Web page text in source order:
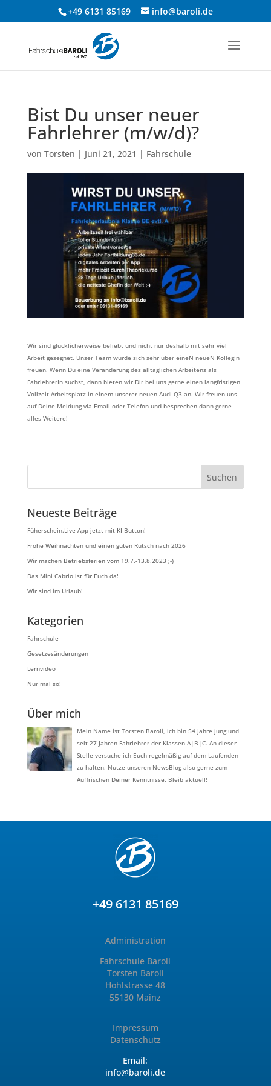
+49 6131 85169 info@baroli.de
Bist Du unser neuer
Fahrlehrer (m/w/d)?
von Torsten | Juni 21, 2021 | Fahrschule
Wir sind glücklicherweise beliebt und nicht nur deshalb mit sehr viel
Arbeit gesegnet. Unser Team würde sich sehr über eineN neueN KollegIn
freuen. Wenn Du eine Veränderung des alltäglichen Arbeitens als
FahrlehrerIn suchst, dann bieten wir Dir bei uns gerne einen langfristigen
Vollzeit-Arbeitsplatz in einem unserer neuen Audi Q3 an. Wir freuen uns
auf Deine Meldung via Email oder Telefon und besprechen dann gerne
alles Weitere!
Neueste Beiträge
Füherschein.Live App jetzt mit KI-Button!
Frohe Weihnachten und einen guten Rutsch nach 2026
Wir machen Betriebsferien vom 19.7.-13.8.2023 ;-)
Das Mini Cabrio ist für Euch da!
Wir sind im Urlaub!
Kategorien
Fahrschule
Gesetzesänderungen
Lernvideo
Nur mal so!
Über mich
Mein Name ist Torsten Baroli, ich bin 54 Jahre jung und
seit 27 Jahren Fahrlehrer der Klassen A|B|C. An dieser
Stelle versuche ich Euch regelmäßig auf dem Laufenden
zu halten. Nutze unseren NewsBlog also gerne zum
Auffrischen Deiner Kenntnisse. Bleib aktuell!
+49 6131 85169
Administration
Fahrschule Baroli
Torsten Baroli
Hohlstrasse 48
55130 Mainz
Impressum
Datenschutz
Email:
info@baroli.de